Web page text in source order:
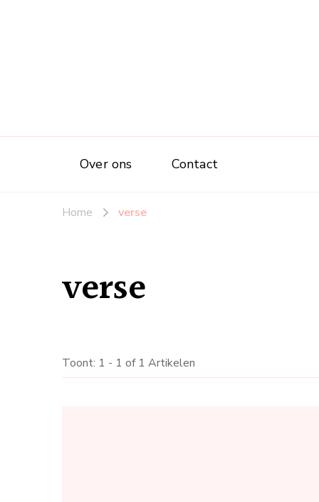
Over ons Contact
Home verse
verse
Toont: 1 - 1 of 1 Artikelen